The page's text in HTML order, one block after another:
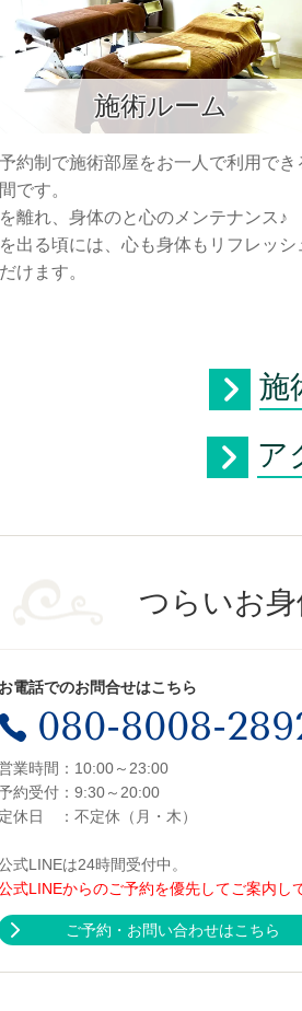
施術ルーム
約制で施術部屋をお一人で利用でき
です。
離れ、身体のと心のメンテナンス♪
出る頃には、心も身体もリフレッシ
けます。
施
ア
つらいお
お電話でのお問合せはこちら
080-8008-
業時間：10:00～23:00
約受付：9:30～20:00
定休日 ：不定休（月・木）
式LINEは24時間受付中。
式LINEからのご予約を優先してご案内し
ご予約・お問い合わせはこちら